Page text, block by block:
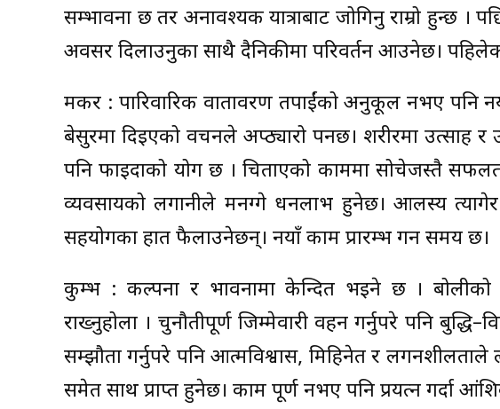
सम्भावना छ तर अनावश्यक यात्राबाट जोगिनु राम्रो हुन्छ
अवसर दिलाउनुका साथै दैनिकीमा परिवर्तन आउनेछ।
मकर : पारिवारिक वातावरण तपाईंको अनुकूल नभए पनि
बेसुरमा दिइएको वचनले अप्ठ्यारो पर्नेछ। शरीरमा उत्साह
पनि फाइदाको योग छ । चिताएको काममा सोचेजस्तै
व्यवसायको लगानीले मनग्गे धनलाभ हुनेछ। आलस्य त्यागेर
सहयोगका हात फैलाउनेछन्। नयाँ काम प्रारम्भ गर्ने समय छ।
कुम्भ : कल्पना र भावनामा केन्दित भइने छ । बोलीको
राख्नुहोला । चुनौतीपूर्ण जिम्मेवारी वहन गर्नुपरे पनि
सम्झौता गर्नुपरे पनि आत्मविश्वास, मिहिनेत र लगनशीलताले
समेत साथ प्राप्त हुनेछ। काम पूर्ण नभए पनि प्रयत्न गर्दा